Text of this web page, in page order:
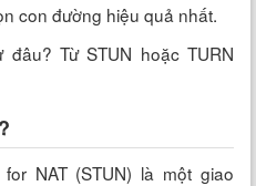
con đường hiệu quả nhất.
Từ STUN hoặc TURN
NAT (STUN) là một giao